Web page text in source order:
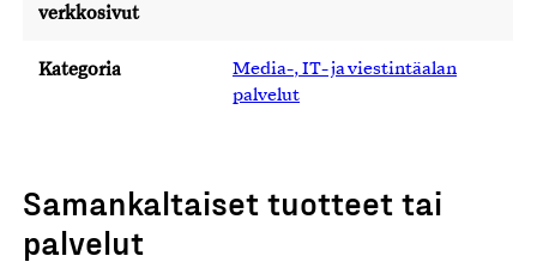
verkkosivut
Kategoria
Media-, IT- ja viestintäalan
palvelut
Samankaltaiset tuotteet tai
palvelut